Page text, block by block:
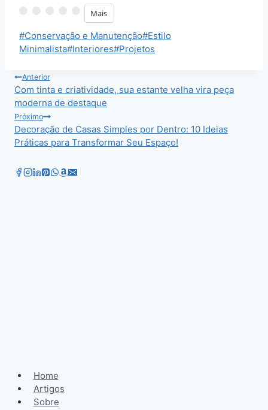
Mais
Tags
do
#Conservação e Manutenção#Estilo
Minimalista#Interiores#Projetos
Navegação
de
Post
Anterior
Com tinta e criatividade, sua estante velha vira peça
moderna de destaque
Próximo
Decoração de Casas Simples por Dentro: 10 Ideias
Práticas para Transformar Seu Espaço!
Home
Artigos
Sobre